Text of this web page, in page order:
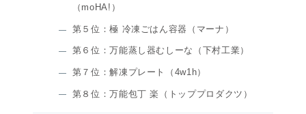
（moHA!）
第５位：極 冷凍ごはん容器（マーナ）
第６位：万能蒸し器むしーな（下村工業）
第７位：解凍プレート（4w1h）
第８位：万能包丁 楽（トッププロダクツ）